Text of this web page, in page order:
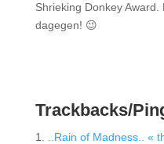
Shrieking Donkey
dagegen! 😉
Trackbacks/
..Rain of Madness.. «